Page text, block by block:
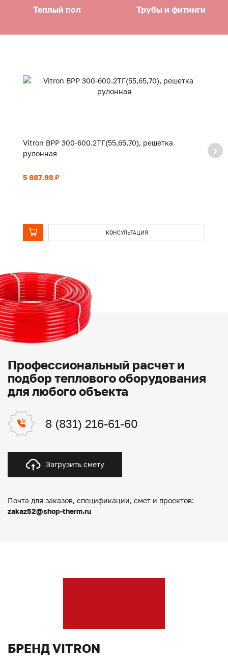
Теплый пол Трубы и фитинги
Vitron ВРР 300-600.2ТГ(55,65,70), решетка
рулонная
5 887.98 ₽
КОНСУЛЬТАЦИЯ
Профессиональный расчет и
подбор теплового оборудования
для любого объекта
8 (831) 216-61-60
Загрузить смету
Почта для заказов, спецификации, смет и проектов:
zakaz52@shop-therm.ru
БРЕНД VITRON